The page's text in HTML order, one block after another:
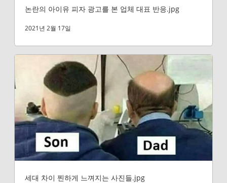
논란의 아이유 피자 광고를 본 업체 대표 반응.jpg
2021년 2월 17일
세대 차이 찐하게 느껴지는 사진들.jpg